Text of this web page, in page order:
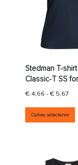
10,30 tot € 11,77
heeft meerdere
Stedman T-
Classic-T SS
€ 4,66 -€ 5,67
Opties selecteren